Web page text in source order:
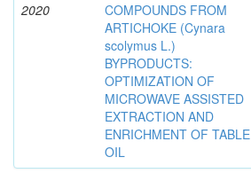
2020
COMPOUNDS FROM
ARTICHOKE (Cynara
scolymus L.)
BYPRODUCTS:
OPTIMIZATION OF
MICROWAVE ASSISTED
EXTRACTION AND
ENRICHMENT OF TABLE
OIL